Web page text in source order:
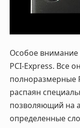
Особое внимание
PCI-Express. Все
полноразмерные
распаян
позволяющий на
определенные